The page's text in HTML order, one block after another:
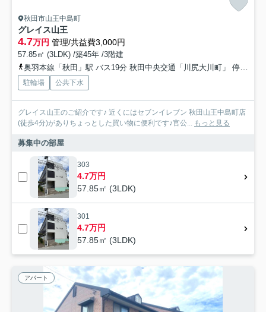
秋田市山王中島町
グレイス山王
4.7万円 管理/共益費3,000円
57.85㎡ (3LDK) /築45年 /3階建
奥羽本線「秋田」駅 バス19分 秋田中央交通「川尻大川町」 停歩6分
駐輪場 公共下水
グレイス山王のご紹介です♪ 近くにはセブンイレブン 秋田山王中島町店
(徒歩4分)がありちょっとした買い物に便利です♪官公... もっと見る
募集中の部屋
303
4.7万円
57.85㎡ (3LDK)
301
4.7万円
57.85㎡ (3LDK)
アパート